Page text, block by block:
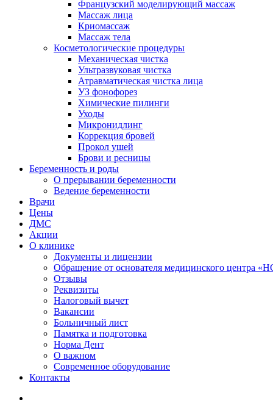
Французский моделирующий массаж
Массаж лица
Криомассаж
Массаж тела
Косметологические процедуры
Механическая чистка
Ультразвуковая чистка
Атравматическая чистка лица
УЗ фонофорез
Химические пилинги
Уходы
Микронидлинг
Коррекция бровей
Прокол ушей
Брови и ресницы
Беременность и роды
О прерывании беременности
Ведение беременности
Врачи
Цены
ДМС
Акции
О клинике
Документы и лицензии
Обращение от основателя медицинского центра
Отзывы
Реквизиты
Налоговый вычет
Вакансии
Больничный лист
Памятка и подготовка
Норма Дент
О важном
Современное оборудование
Контакты